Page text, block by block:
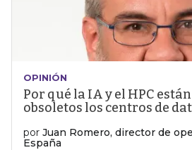
OPINIÓN
Por qué la IA y el HPC
obsoletos los centros de
por Juan Romero, director de
España